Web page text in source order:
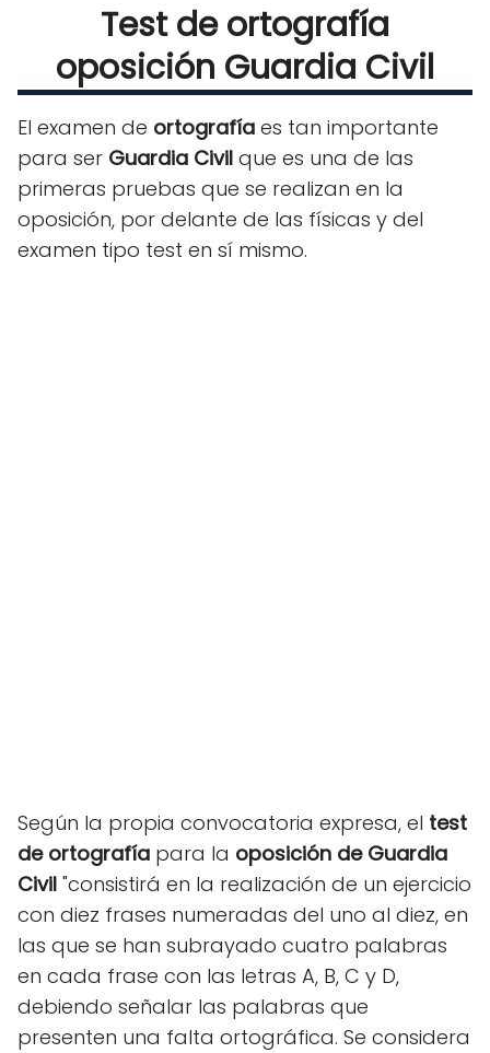
Test de ortografía
oposición Guardia Civil
El examen de ortografía es tan importante
para ser Guardia Civil que es una de las
primeras pruebas que se realizan en la
oposición, por delante de las físicas y del
examen tipo test en sí mismo.
Según la propia convocatoria expresa, el test
de ortografía para la oposición de Guardia
Civil "consistirá en la realización de un ejercicio
con diez frases numeradas del uno al diez, en
las que se han subrayado cuatro palabras
en cada frase con las letras A, B, C y D,
debiendo señalar las palabras que
presenten una falta ortográfica. Se considera